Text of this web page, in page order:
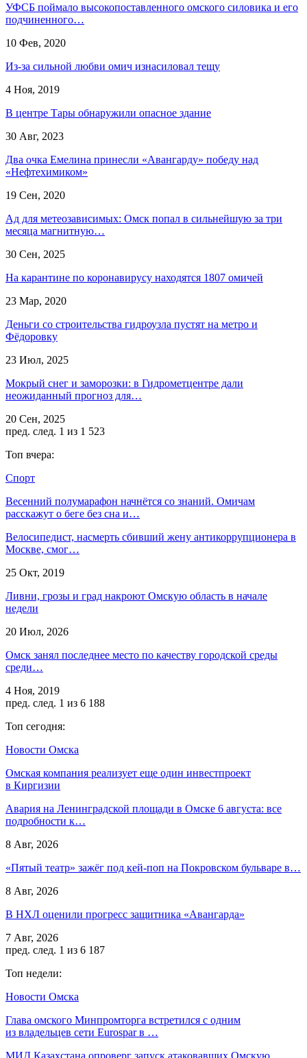
УФСБ поймало высокопоставленного омского силовика и его
подчиненного…
10 Фев, 2020
Из-за сильной любви омич изнасиловал тещу
4 Ноя, 2019
В центре Тары обнаружили опасное здание
30 Авг, 2023
Два очка Емелина принесли «Авангарду» победу над
«Нефтехимиком»
19 Сен, 2020
Ад для метеозависимых: Омск попал в сильнейшую за три
месяца магнитную…
30 Сен, 2025
На карантине по коронавирусу находятся 1807 омичей
23 Мар, 2020
Деньги со строительства гидроузла пустят на метро и
Фёдоровку
23 Июл, 2025
Мокрый снег и заморозки: в Гидрометцентре дали
неожиданный прогноз для…
20 Сен, 2025
пред. след. 1 из 1 523
Топ вчера:
Спорт
Весенний полумарафон начнётся со знаний. Омичам
расскажут о беге без сна и…
Велосипедист, насмерть сбивший жену антикоррупционера в
Москве, смог…
25 Окт, 2019
Ливни, грозы и град накроют Омскую область в начале
недели
20 Июл, 2026
Омск занял последнее место по качеству городской среды
среди…
4 Ноя, 2019
пред. след. 1 из 6 188
Топ сегодня:
Новости Омска
Омская компания реализует еще один инвестпроект
в Киргизии
Авария на Ленинградской площади в Омске 6 августа: все
подробности к…
8 Авг, 2026
«Пятый театр» зажёг под кей-поп на Покровском бульваре в…
8 Авг, 2026
В НХЛ оценили прогресс защитника «Авангарда»
7 Авг, 2026
пред. след. 1 из 6 187
Топ недели:
Новости Омска
Глава омского Минпромторга встретился с одним
из владельцев сети Eurospar в …
МИД Казахстана опроверг запуск атаковавших Омскую